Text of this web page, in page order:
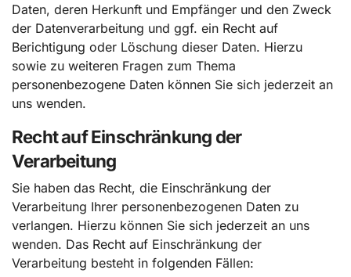
Daten, deren Herkunft und Empfänger und den Zweck
der Datenverarbeitung und ggf. ein Recht auf
Berichtigung oder Löschung dieser Daten. Hierzu
sowie zu weiteren Fragen zum Thema
personenbezogene Daten können Sie sich jederzeit an
uns wenden.
Recht auf Einschränkung der
Verarbeitung
Sie haben das Recht, die Einschränkung der
Verarbeitung Ihrer personenbezogenen Daten zu
verlangen. Hierzu können Sie sich jederzeit an uns
wenden. Das Recht auf Einschränkung der
Verarbeitung besteht in folgenden Fällen: